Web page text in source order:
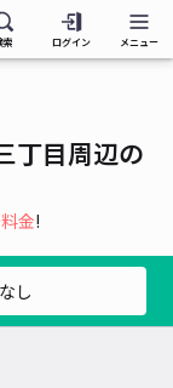
索 ログイン メニュー
丁目周辺の
金!
し